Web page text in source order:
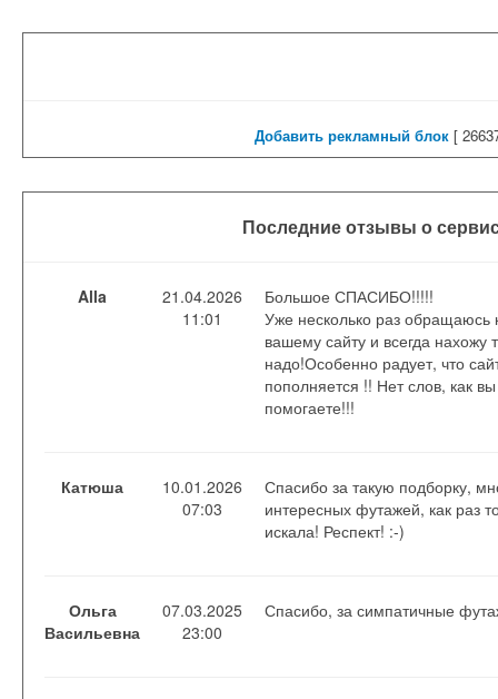
Добавить рекламный блок [
Последние отзывы о
Alla
21.04.2026
11:01
Большое СПАСИБО!!!!!
Уже несколько раз обращаюсь
вашему сайту и всегда нахожу
надо!Особенно радует, что
пополняется !! Нет слов, как вы
помогаете!!!
Катюша
10.01.2026
07:03
Спасибо за такую подборку,
интересных футажей, как раз
искала! Респект! :-)
Ольга
Васильевна
07.03.2025
23:00
Спасибо, за симпатичные